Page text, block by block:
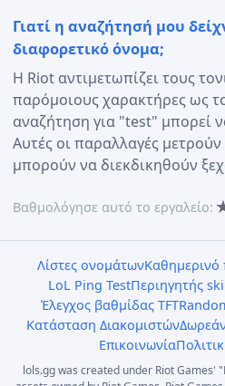
Γιατί η αναζήτησή μου
διαφορετικό όνομα;
Η Riot αντιμετωπίζει τους
παρόμοιους χαρακτήρες ως
αναζήτηση για "test" μπορεί
Αυτές οι παραλλαγές
μπορούν να διεκδικηθούν
Βαθμολόγησε αυτό το εργαλείο:
Λίστες ονομάτωνΚαθημερινό
LoL Ping TestΠεριηγητής
Έλεγχος βαθμίδας TFT
Κατάσταση Διακομιστών
Επικοινωνία
lols.gg was created under Riot Games'